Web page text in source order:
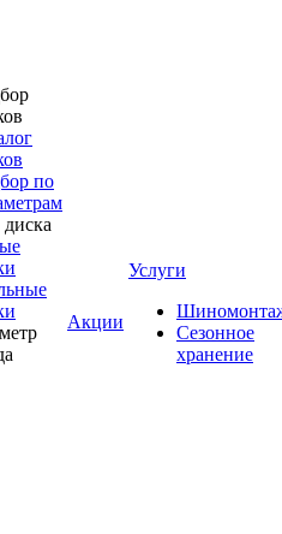
по
Акции
Услуги
Сезонное
хранение